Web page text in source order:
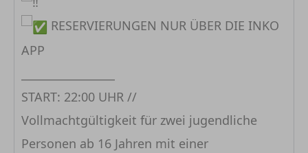
RESERVIERUNGEN NUR ÜBER DIE INKO
APP
START: 22:00 UHR //
Vollmachtgültigkeit für zwei jugendliche
Personen ab 16 Jahren mit einer